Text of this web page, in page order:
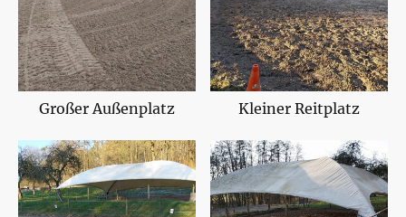
Großer Außenplatz Kleiner Reitplatz